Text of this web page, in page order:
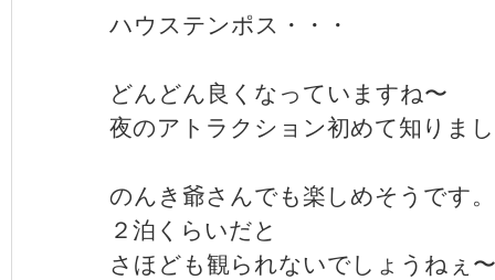
ハウステンポス・・・
どんどん良くなっていますね〜
夜のアトラクション初めて知りま
のんき爺さんでも楽しめそうです。
２泊くらいだと
さほども観られないでしょうねぇ〜